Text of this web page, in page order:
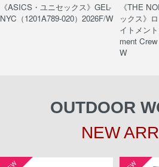
《ASICS・ユニセックス》GEL-
NYC（1201A789-020）2026F/W
《THE
ックス》
イトメン
ment
W
OUTDOOR
NEW